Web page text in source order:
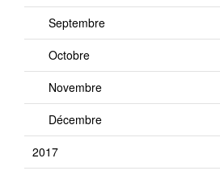
Septembre
Octobre
Novembre
Décembre
2017